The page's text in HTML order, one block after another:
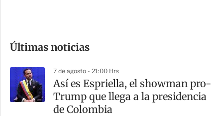
m
a
r
t
Últimas noticias
7 de agosto - 21:00 Hrs
Así es Espriella, el showman pro-
Trump que llega a la presidencia
de Colombia